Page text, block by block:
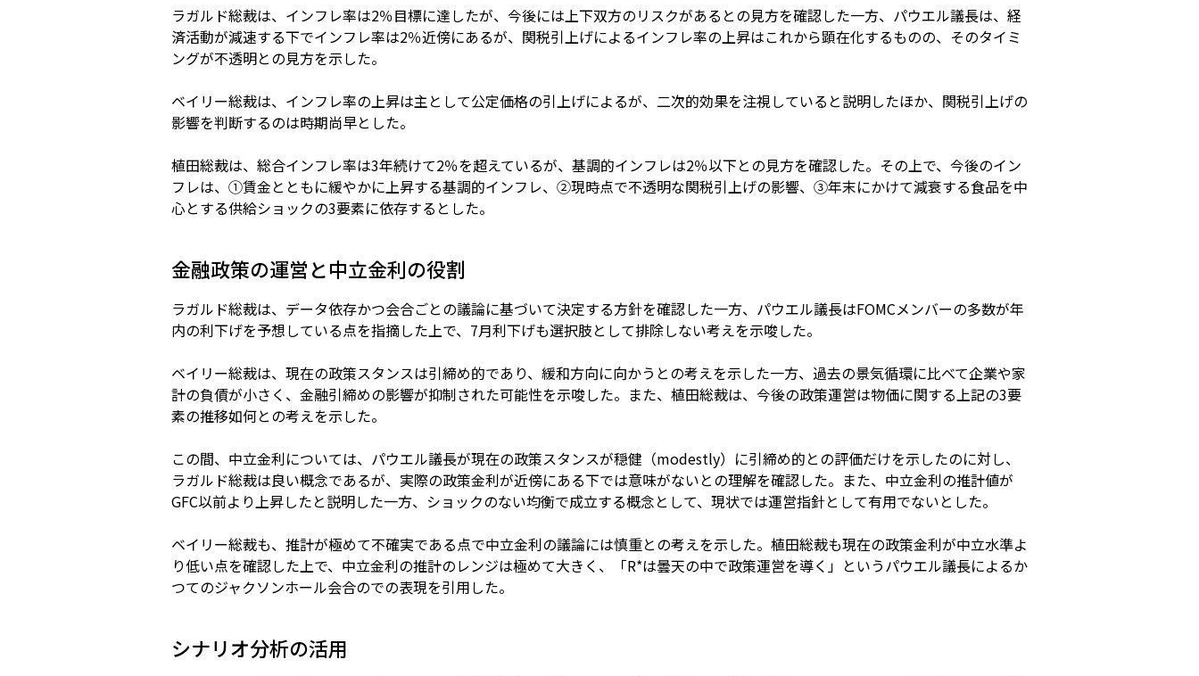
ラガルド総裁は、インフレ率は2％目標に達したが、今後には上下双方のリスクがあるとの見方を確認した一方、パウエル議長は、経
済活動が減速する下でインフレ率は2％近傍にあるが、関税引上げによるインフレ率の上昇はこれから顕在化するものの、そのタイミ
ングが不透明との見方を示した。
ベイリー総裁は、インフレ率の上昇は主として公定価格の引上げによるが、二次的効果を注視していると説明したほか、関税引上げの
影響を判断するのは時期尚早とした。
植田総裁は、総合インフレ率は3年続けて2％を超えているが、基調的インフレは2％以下との見方を確認した。その上で、今後のイン
フレは、①賃金とともに緩やかに上昇する基調的インフレ、②現時点で不透明な関税引上げの影響、③年末にかけて減衰する食品を中
心とする供給ショックの3要素に依存するとした。
金融政策の運営と中立金利の役割
ラガルド総裁は、データ依存かつ会合ごとの議論に基づいて決定する方針を確認した一方、パウエル議長はFOMCメンバーの多数が年
内の利下げを予想している点を指摘した上で、7月利下げも選択肢として排除しない考えを示唆した。
ベイリー総裁は、現在の政策スタンスは引締め的であり、緩和方向に向かうとの考えを示した一方、過去の景気循環に比べて企業や家
計の負債が小さく、金融引締めの影響が抑制された可能性を示唆した。また、植田総裁は、今後の政策運営は物価に関する上記の3要
素の推移如何との考えを示した。
この間、中立金利については、パウエル議長が現在の政策スタンスが穏健（modestly）に引締め的との評価だけを示したのに対し、
ラガルド総裁は良い概念であるが、実際の政策金利が近傍にある下では意味がないとの理解を確認した。また、中立金利の推計値が
GFC以前より上昇したと説明した一方、ショックのない均衡で成立する概念として、現状では運営指針として有用でないとした。
ベイリー総裁も、推計が極めて不確実である点で中立金利の議論には慎重との考えを示した。植田総裁も現在の政策金利が中立水準よ
り低い点を確認した上で、中立金利の推計のレンジは極めて大きく、「R*は曇天の中で政策運営を導く」というパウエル議長によるか
つてのジャクソンホール会合のでの表現を引用した。
シナリオ分析の活用